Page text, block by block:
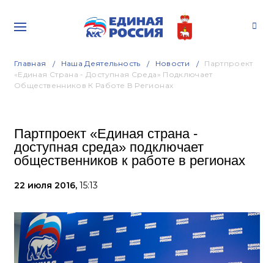
Главная Наша Деятельность Новости
Партпроект
«Единая Страна - Доступная Среда» Подключает
Общественников К Работе В Регионах
Партпроект «Единая страна -
доступная среда» подключает
общественников к работе в регионах
22 июля 2016, 15:13